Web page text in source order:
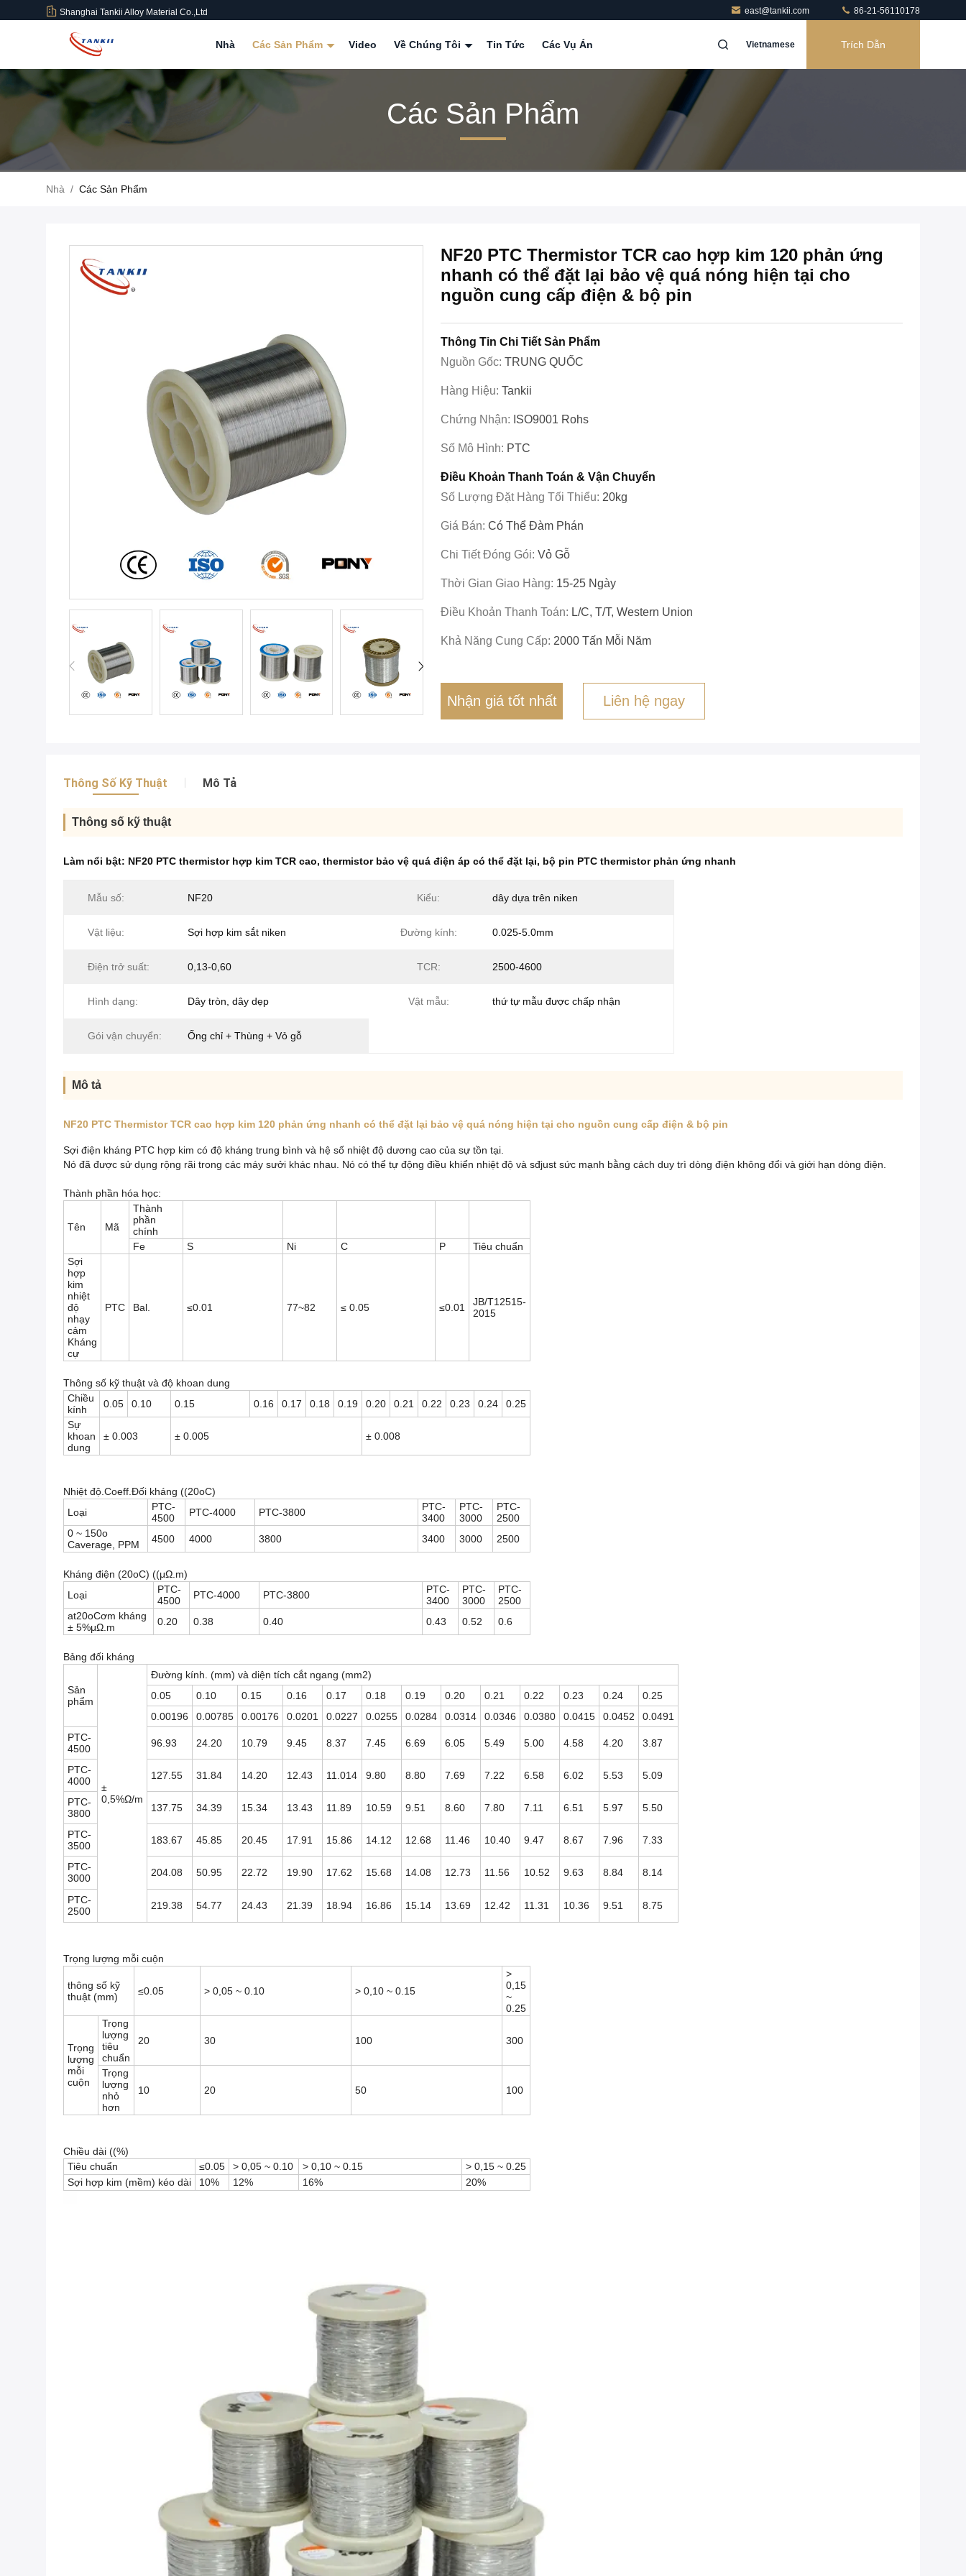
Shanghai Tankii Alloy Material Co.,Ltd east@tankii.com 86-21-56110178
Nhà Các Sản Phẩm Video Về Chúng Tôi Tin Tức Các Vụ Án Vietnamese Trích Dẫn
Các Sản Phẩm
Nhà / Các Sản Phẩm
NF20 PTC Thermistor TCR cao hợp kim 120 phản ứng
nhanh có thể đặt lại bảo vệ quá nóng hiện tại cho
nguồn cung cấp điện & bộ pin
Thông Tin Chi Tiết Sản Phẩm
Nguồn Gốc: TRUNG QUỐC
Hàng Hiệu: Tankii
Chứng Nhận: ISO9001 Rohs
Số Mô Hình: PTC
Điều Khoản Thanh Toán & Vận Chuyển
Số Lượng Đặt Hàng Tối Thiểu: 20kg
Giá Bán: Có Thể Đàm Phán
Chi Tiết Đóng Gói: Vỏ Gỗ
Thời Gian Giao Hàng: 15-25 Ngày
Điều Khoản Thanh Toán: L/C, T/T, Western Union
Khả Năng Cung Cấp: 2000 Tấn Mỗi Năm
Nhận giá tốt nhất Liên hệ ngay
Thông Số Kỹ Thuật Mô Tả
Thông số kỹ thuật
Làm nổi bật: NF20 PTC thermistor hợp kim TCR cao, thermistor bảo vệ quá điện áp có thể đặt lại, bộ pin PTC thermistor phản ứng nhanh
Mẫu số: NF20 Kiểu: dây dựa trên niken
Vật liệu: Sợi hợp kim sắt niken Đường kính: 0.025-5.0mm
Điện trở suất: 0,13-0,60 TCR: 2500-4600
Hình dạng: Dây tròn, dây dẹp Vật mẫu: thứ tự mẫu được chấp nhận
Gói vận chuyển: Ống chỉ + Thùng + Vỏ gỗ
Mô tả
NF20 PTC Thermistor TCR cao hợp kim 120 phản ứng nhanh có thể đặt lại bảo vệ quá nóng hiện tại cho nguồn cung cấp điện & bộ pin
Sợi điện kháng PTC hợp kim có độ kháng trung bình và hệ số nhiệt độ dương cao của sự tồn tại.
Nó đã được sử dụng rộng rãi trong các máy sưởi khác nhau. Nó có thể tự động điều khiển nhiệt độ và sđjust sức mạnh bằng cách duy trì dòng điện không đổi và giới hạn dòng điện.
Thành phần hóa học:
Tên Mã
Thành
phần
chính
Fe
S Ni C P
Tiêu chuẩn
Sợi
hợp
kim
nhiệt
độ
nhạy
cảm
Kháng
cự
PTC Bal. ≤0.01 77~82 ≤ 0.05 ≤0.01
JB/T12515-
2015
Thông số kỹ thuật và độ khoan dung
Chiều
kính
0.05 0.10 0.15 0.16 0.17 0.18 0.19 0.20 0.21 0.22 0.23 0.24
0.25
Sự
khoan
dung
± 0.003 ± 0.005 ± 0.008
Nhiệt độ.Coeff.Đối kháng ((20oC)
Loại
PTC-
4500
PTC-4000 PTC-3800
PTC-
3400
PTC-
3000
PTC-
2500
0 ~ 150o
Caverage, PPM
4500 4000 3800 3400 3000 2500
Kháng điện (20oC) ((μΩ.m)
Loại
PTC-
4500
PTC-4000 PTC-3800
PTC-
3400
PTC-
3000
PTC-
2500
at20oCơm kháng
± 5%μΩ.m
0.20 0.38 0.40 0.43 0.52 0.6
Bảng đối kháng
Sản
phẩm
±
0,5%Ω/m
Đường kính. (mm) và diện tích cắt ngang (mm2)
0.05
0.10 0.15 0.16 0.17 0.18 0.19 0.20 0.21 0.22 0.23 0.24
0.25
0.00196
0.00785 0.00176 0.0201 0.0227 0.0255 0.0284 0.0314 0.0346 0.0380 0.0415 0.0452
0.0491
PTC-
4500
96.93 24.20 10.79 9.45 8.37 7.45 6.69 6.05 5.49 5.00 4.58 4.20 3.87
PTC-
4000
127.55 31.84 14.20 12.43 11.014 9.80 8.80 7.69 7.22 6.58 6.02 5.53 5.09
PTC-
3800
137.75 34.39 15.34 13.43 11.89 10.59 9.51 8.60 7.80 7.11 6.51 5.97 5.50
PTC-
3500
183.67 45.85 20.45 17.91 15.86 14.12 12.68 11.46 10.40 9.47 8.67 7.96 7.33
PTC-
3000
204.08 50.95 22.72 19.90 17.62 15.68 14.08 12.73 11.56 10.52 9.63 8.84 8.14
PTC-
2500
219.38 54.77 24.43 21.39 18.94 16.86 15.14 13.69 12.42 11.31 10.36 9.51 8.75
Trọng lượng mỗi cuộn
thông số kỹ
thuật (mm)
≤0.05 > 0,05 ~ 0.10 > 0,10 ~ 0.15
>
0,15
~
0.25
Trọng
lượng
mỗi
cuộn
Trọng
lượng
tiêu
chuẩn
20 30 100 300
Trọng
lượng
nhỏ
hơn
10 20 50 100
Chiều dài ((%)
Tiêu chuẩn
≤0.05 > 0,05 ~ 0.10 > 0,10 ~ 0.15
> 0,15 ~ 0.25
Sợi hợp kim (mềm) kéo dài
10% 12% 16% 20%